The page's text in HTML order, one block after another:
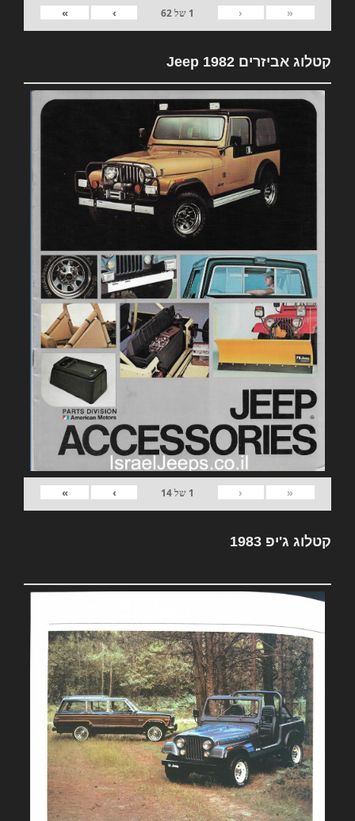
«
‹
1 של62
›
»
קטלוג אביזרים 1982 Jeep
«
‹
1 של14
›
»
קטלוג ג'יפ 1983